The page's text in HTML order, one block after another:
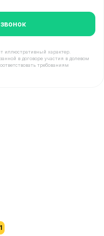
иллюстративный характер.
в договоре участия в долевом
требованиям